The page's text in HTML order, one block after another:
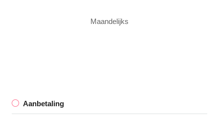
Maandelijks
Aanbetaling